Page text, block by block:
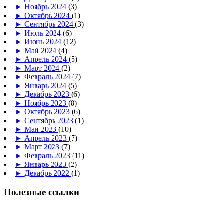
► Ноябрь 2024 (3)
► Октябрь 2024 (1)
► Сентябрь 2024 (3)
► Июль 2024 (6)
► Июнь 2024 (12)
► Май 2024 (4)
► Апрель 2024 (5)
► Март 2024 (2)
► Февраль 2024 (7)
► Январь 2024 (5)
► Декабрь 2023 (6)
► Ноябрь 2023 (8)
► Октябрь 2023 (6)
► Сентябрь 2023 (1)
► Май 2023 (10)
► Апрель 2023 (7)
► Март 2023 (7)
► Февраль 2023 (11)
► Январь 2023 (2)
► Декабрь 2022 (1)
Полезные ссылки